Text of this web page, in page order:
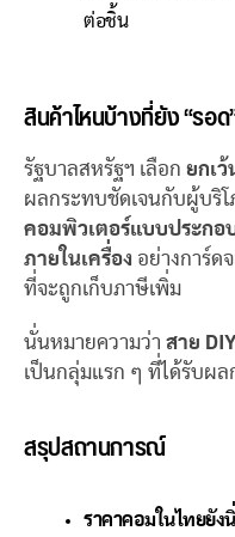
ต่อชิ้น
สินค้าไหนบ้างที่ยัง “รอ
รัฐบาลสหรัฐฯ เลือก ยกเ
ผลกระทบชัดเจนกับผู้บริโ
คอมพิวเตอร์แบบประกอ
ภายในเครื่อง อย่างการ์ด
ที่จะถูกเก็บภาษีเพิ่ม
นั่นหมายความว่า สาย
เป็นกลุ่มแรก ๆ ที่ได้รับผล
สรุปสถานการณ์
ราคาคอมในไทยยัง